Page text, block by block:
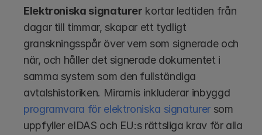
Elektroniska signaturer kortar ledtiden från
dagar till timmar, skapar ett tydligt
granskningsspår över vem som signerade och
när, och håller det signerade dokumentet i
samma system som den fullständiga
programvara för elektroniska signaturer som
uppfyller eIDAS och EU:s rättsliga krav för alla